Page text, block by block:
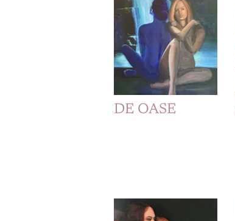
DE OASE